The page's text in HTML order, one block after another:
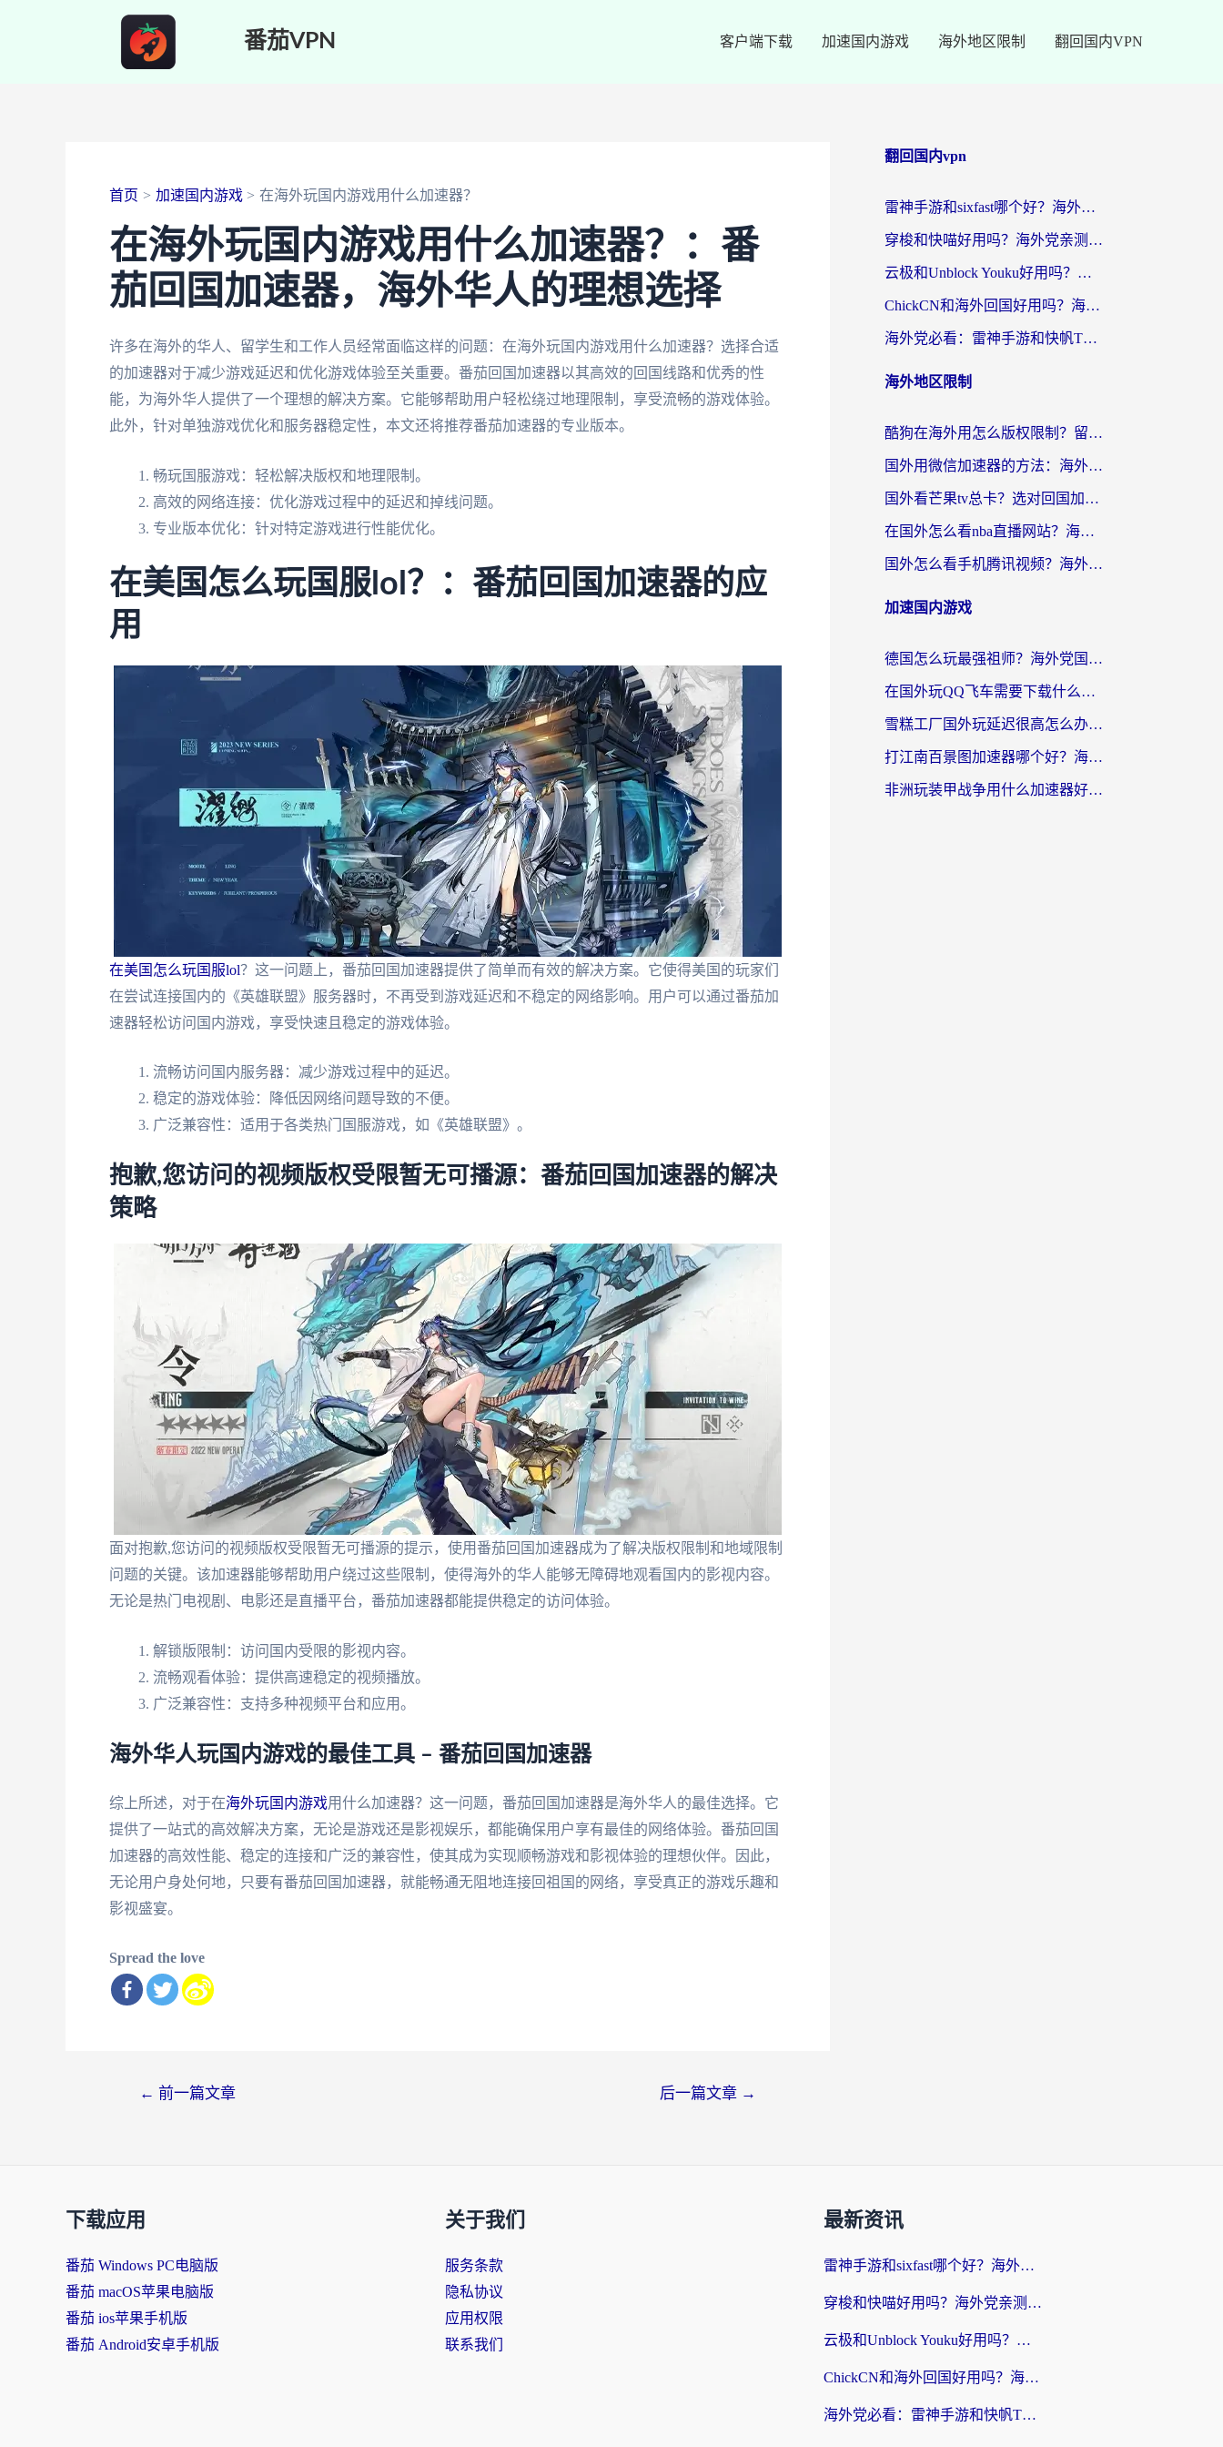
番茄VPN 客户端下载 加速国内游戏 海外地区限制 翻回国内VPN
首页 加速国内游戏 在海外玩国内游戏用什么加速器？
在海外玩国内游戏用什么加速器？：番
茄回国加速器，海外华人的理想选择
许多在海外的华人、留学生和工作人员经常面临这样的问题：在海外玩国内游戏用什么加速器？选择合适
的加速器对于减少游戏延迟和优化游戏体验至关重要。番茄回国加速器以其高效的回国线路和优秀的性
能，为海外华人提供了一个理想的解决方案。它能够帮助用户轻松绕过地理限制，享受流畅的游戏体验。
此外，针对单独游戏优化和服务器稳定性，本文还将推荐番茄加速器的专业版本。
畅玩国服游戏：轻松解决版权和地理限制。
高效的网络连接：优化游戏过程中的延迟和掉线问题。
专业版本优化：针对特定游戏进行性能优化。
在美国怎么玩国服lol？：番茄回国加速器的应
用
在美国怎么玩国服lol？这一问题上，番茄回国加速器提供了简单而有效的解决方案。它使得美国的玩家们
在尝试连接国内的《英雄联盟》服务器时，不再受到游戏延迟和不稳定的网络影响。用户可以通过番茄加
速器轻松访问国内游戏，享受快速且稳定的游戏体验。
流畅访问国内服务器：减少游戏过程中的延迟。
稳定的游戏体验：降低因网络问题导致的不便。
广泛兼容性：适用于各类热门国服游戏，如《英雄联盟》。
抱歉,您访问的视频版权受限暂无可播源：番茄回国加速器的解决
策略
面对抱歉,您访问的视频版权受限暂无可播源的提示，使用番茄回国加速器成为了解决版权限制和地域限制
问题的关键。该加速器能够帮助用户绕过这些限制，使得海外的华人能够无障碍地观看国内的影视内容。
无论是热门电视剧、电影还是直播平台，番茄加速器都能提供稳定的访问体验。
解锁版限制：访问国内受限的影视内容。
流畅观看体验：提供高速稳定的视频播放。
广泛兼容性：支持多种视频平台和应用。
海外华人玩国内游戏的最佳工具 – 番茄回国加速器
综上所述，对于在海外玩国内游戏用什么加速器？这一问题，番茄回国加速器是海外华人的最佳选择。它
提供了一站式的高效解决方案，无论是游戏还是影视娱乐，都能确保用户享有最佳的网络体验。番茄回国
加速器的高效性能、稳定的连接和广泛的兼容性，使其成为实现顺畅游戏和影视体验的理想伙伴。因此，
无论用户身处何地，只要有番茄回国加速器，就能畅通无阻地连接回祖国的网络，享受真正的游戏乐趣和
影视盛宴。
Spread the love
← 前一篇文章 后一篇文章 →
翻回国内vpn
雷神手游和sixfast哪个好？海外党亲测3款回国加速器，教你选对不踩坑
穿梭和快喵好用吗？海外党亲测：小众加速器对比+番茄加速器深度体验
云极和Unblock Youku好用吗？海外党亲测+2026回国加速器避坑指南
ChickCN和海外回国好用吗？海外党2026亲测：从手游到影音，选对加速器的3个关键
海外党必看：雷神手游和快帆TV版好用吗？3步选对回国加速器不踩坑
海外地区限制
酷狗在海外用怎么版权限制？留学生亲测：3步解决听国内音乐难题
国外用微信加速器的方法：海外党无缝连接国内生活的实用指南
国外看芒果tv总卡？选对回国加速器，轻松追《浪姐》不费劲
在国外怎么看nba直播网站？海外党专属体育观赛指南，告别地区限制！
国外怎么看手机腾讯视频？海外党亲测有效的追剧加速器选择指南
加速国内游戏
德国怎么玩最强祖师？海外党国服游戏加速器选择全攻略（附宝可梦Online实测）
在国外玩QQ飞车需要下载什么加速器呢？海外党亲测有效的国服游戏加速指南
雪糕工厂国外玩延迟很高怎么办？海外玩家国服游戏加速终极攻略（附实测推荐）
打江南百景图加速器哪个好？海外党踩坑N次后，终于找到不卡的秘诀
非洲玩装甲战争用什么加速器好？海外党亲测有效的国服游戏加速方案
下载应用
番茄 Windows PC电脑版
番茄 macOS苹果电脑版
番茄 ios苹果手机版
番茄 Android安卓手机版
关于我们
服务条款
隐私协议
应用权限
联系我们
最新资讯
雷神手游和sixfast哪个好？海外党亲测3款回国加速器，教你选对不踩坑
穿梭和快喵好用吗？海外党亲测：小众加速器对比+番茄加速器深度体验
云极和Unblock Youku好用吗？海外党亲测+2026回国加速器避坑指南
ChickCN和海外回国好用吗？海外党2026亲测：从手游到影音，选对加速器的3个关键
海外党必看：雷神手游和快帆TV版好用吗？3步选对回国加速器不踩坑